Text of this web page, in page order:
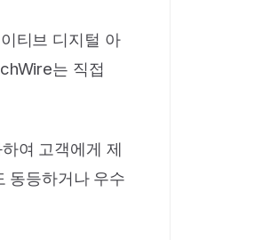
티브 디지털 아
는 직접
여 고객에게 제
동등하거나 우수